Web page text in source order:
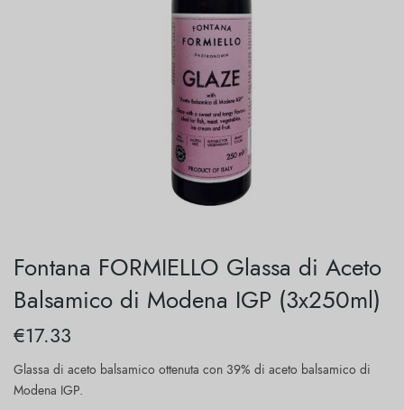
Fontana FORMIELLO Glassa di Aceto
Balsamico di Modena IGP (3x250ml)
€17.33
Glassa di aceto balsamico ottenuta con 39% di aceto balsamico di
Modena IGP.